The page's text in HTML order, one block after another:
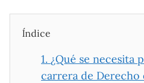
Índice
1. ¿Qué se necesita
carrera de Derecho